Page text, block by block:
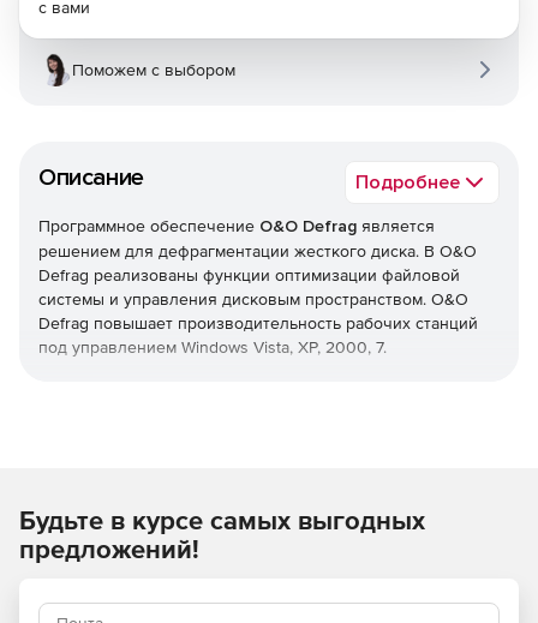
Описание Подробнее
Программное обеспечение O&O Defrag является
решением для дефрагментации жесткого диска. В O&O
Defrag реализованы функции оптимизации файловой
системы и управления дисковым пространством. O&O
Defrag повышает производительность рабочих станций
под управлением Windows Vista, XP, 2000, 7.
последующая дефрагментация проходит быстрее
предыдущей. O&O Defrag позволяет проводить
дефрагментацию файлов без сбоев в работе системы.
Мастер O&O-OneClickDefrag обеспечивает выбор
с вами
Поможем с выбором
Будьте в курсе самых выгодных
предложений!